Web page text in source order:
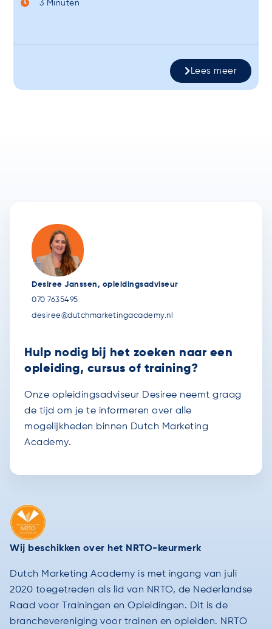
3 Minuten
Lees meer
Desiree Janssen, opleidingsadviseur
070 7635495
desiree@dutchmarketingacademy.nl
Hulp nodig bij het zoeken naar een
opleiding, cursus of training?
Onze opleidingsadviseur Desiree neemt graag
de tijd om je te informeren over alle
mogelijkheden binnen Dutch Marketing
Academy.
Wij beschikken over het NRTO-keurmerk
Dutch Marketing Academy is met ingang van juli
2020 toegetreden als lid van NRTO, de Nederlandse
Raad voor Trainingen en Opleidingen. Dit is de
branchevereniging voor trainen en opleiden. NRTO